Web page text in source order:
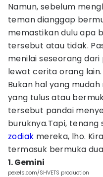
Namun, sebelum
teman dianggap
memastikan dulu apa
tersebut atau tidak.
menilai seseorang
lewat cerita orang lain.
Bukan hal yang
yang tulus atau
tersebut pandai
buruknya.Tapi, tenang
zodiak mereka, lho.
termasuk bermuka
1. Gemini
pexels.com/SHVETS production